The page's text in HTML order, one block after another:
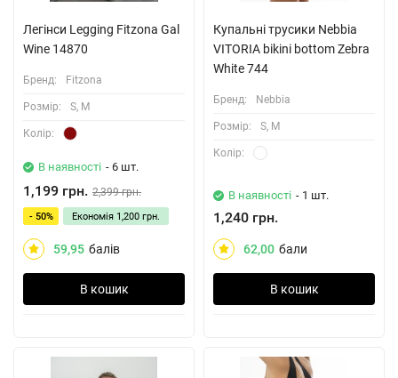
Легінси Legging Fitzona Gal
Wine 14870
Бренд: Fitzona
Розмiр: S, M
Колiр:
В наявності - 6 шт.
1,199 грн. 2,399 грн.
- 50% Економія 1,200 грн.
59,95 балів
В кошик
Купальні трусики Nebbia
VITORIA bikini bottom Zebra
White 744
Бренд: Nebbia
Розмiр: S, M
Колiр:
В наявності - 1 шт.
1,240 грн.
62,00 бали
В кошик